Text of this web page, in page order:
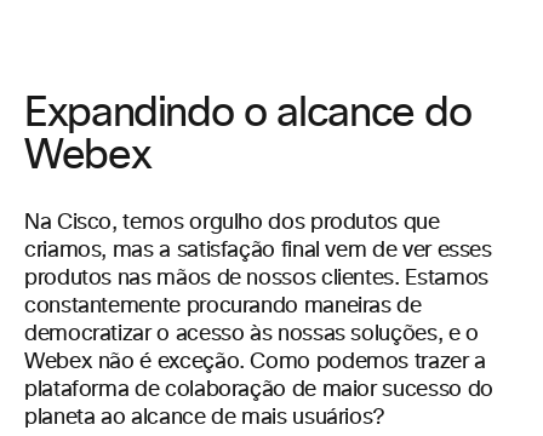
Expandindo o alcance do
Webex
Na Cisco, temos orgulho dos produtos que
criamos, mas a satisfação final vem de ver esses
produtos nas mãos de nossos clientes. Estamos
constantemente procurando maneiras de
democratizar o acesso às nossas soluções, e o
Webex não é exceção. Como podemos trazer a
plataforma de colaboração de maior sucesso do
planeta ao alcance de mais usuários?